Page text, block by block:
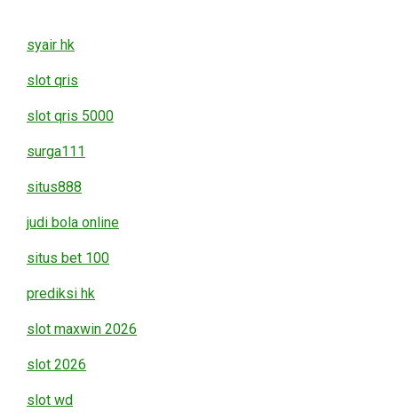
syair hk
slot qris
slot qris 5000
surga111
situs888
judi bola online
situs bet 100
prediksi hk
slot maxwin 2026
slot 2026
slot wd